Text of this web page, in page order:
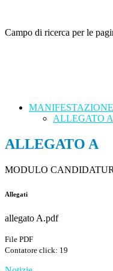
Campo di ricerca per le
ALLEGATO A
ALLEGATO A
MODULO
Allegati
allegato A.pdf
File PDF
Contatore click: 19